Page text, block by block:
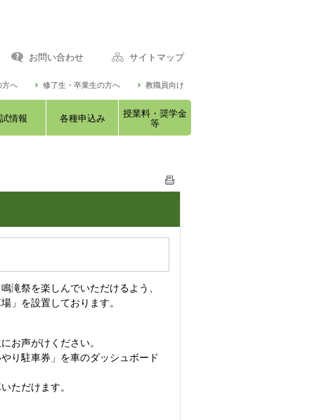
お問い合わせ サイトマップ
方へ 修了生・卒業生の方へ 教職員向け
情報 各種申込み
授業料・奨学金
等
滝祭を楽しんでいただけるよう、
」を設置しております。
お声がけください。
り駐車券」を車のダッシュボード
ただけます。